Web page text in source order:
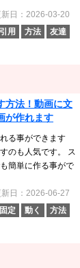
日：2026-03-20
引用 方法 友達
方法！動画に文
が作れます
る事ができます
のも人気です。 ス
簡単に作る事がで
日：2026-06-27
固定 動く 方法